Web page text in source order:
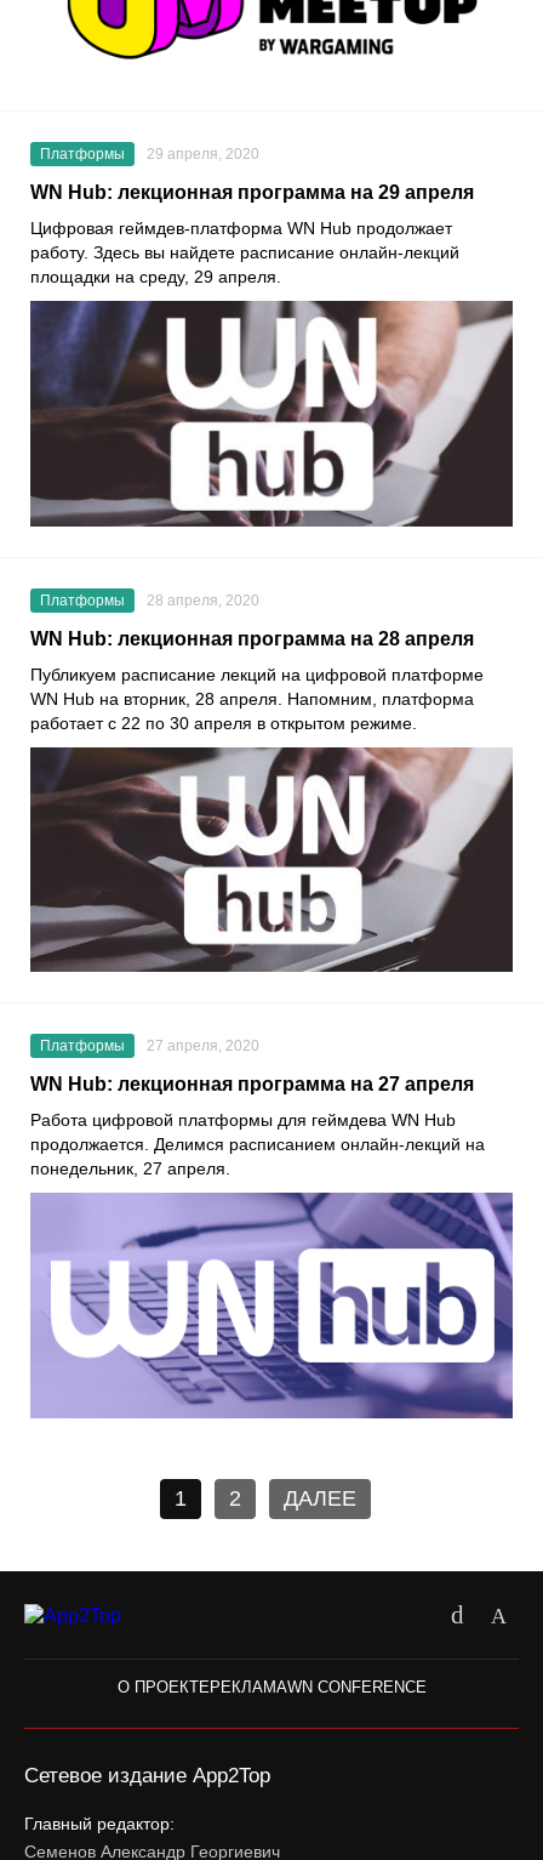
Платформы 29 апреля, 2020
WN Hub: лекционная программа на 29 апреля
Цифровая геймдев-платформа WN Hub продолжает
работу. Здесь вы найдете расписание онлайн-лекций
площадки на среду, 29 апреля.
Платформы 28 апреля, 2020
WN Hub: лекционная программа на 28 апреля
Публикуем расписание лекций на цифровой платформе
WN Hub на вторник, 28 апреля. Напомним, платформа
работает с 22 по 30 апреля в открытом режиме.
Платформы 27 апреля, 2020
WN Hub: лекционная программа на 27 апреля
Работа цифровой платформы для геймдева WN Hub
продолжается. Делимся расписанием онлайн-лекций на
понедельник, 27 апреля.
1 2 ДАЛЕЕ
О ПРОЕКТЕРЕКЛАМАWN CONFERENCE
Сетевое издание App2Top
Главный редактор:
Семенов Александр Георгиевич